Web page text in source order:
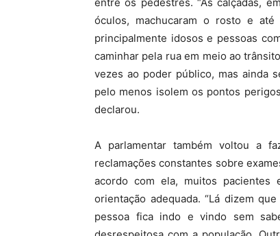
óculos, machucaram o rosto e até
principalmente idosos e pessoas
caminhar pela rua em meio ao
vezes ao poder público, mas ainda
pelo menos isolem os pontos
declarou.
A parlamentar também voltou a
reclamações constantes sobre
acordo com ela, muitos pacientes
orientação adequada. “Lá dizem
pessoa fica indo e vindo sem